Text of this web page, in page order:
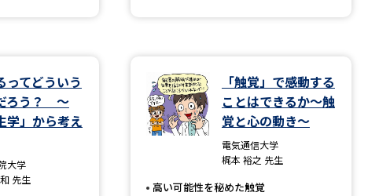
来場型・Web型イベント特集
夢ナビライブ
受験準備
ってどういう
ろう？ ～
学」から考え
大学
先生
「触覚」で感動する
ことはできるか～触
覚と心の動き～
電気通信大学
梶本 裕之 先生
高い可能性を秘めた触覚